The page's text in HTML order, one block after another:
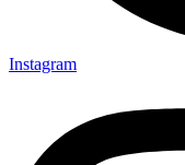
Instagram